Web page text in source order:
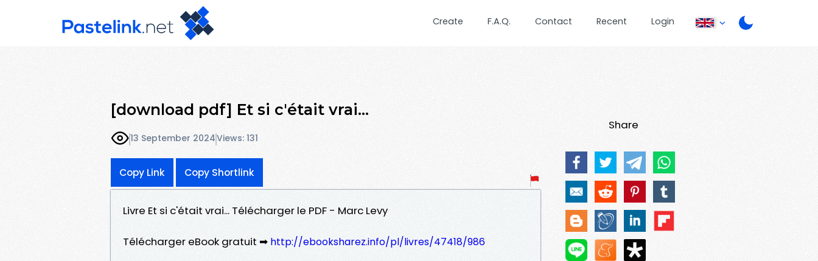
Create F.A.Q. Contact Recent Login
[download pdf] Et si c'était vrai...
13 September 2024Views: 131
Copy Link Copy Shortlink
Livre Et si c'était vrai... Télécharger le PDF - Marc Levy
Télécharger eBook gratuit ➡ http://ebooksharez.info/pl/livres/47418/986
Share